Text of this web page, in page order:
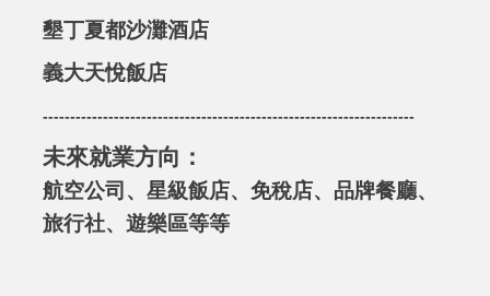
墾丁夏都沙灘酒店
義大天悅飯店
--------------------------------------------------------------------
未來就業方向：
航空公司、星級飯店、免稅店、品牌餐廳、
旅行社、遊樂區等等